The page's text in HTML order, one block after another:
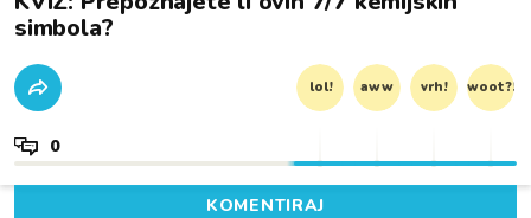
simbola?
lol! aww vrh! woot?!
0
KOMENTIRAJ